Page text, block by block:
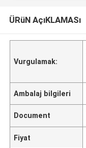
ÜRüN AçıKLAMASı
Vurgulamak:
Ambalaj bilgileri
Document
Fiyat